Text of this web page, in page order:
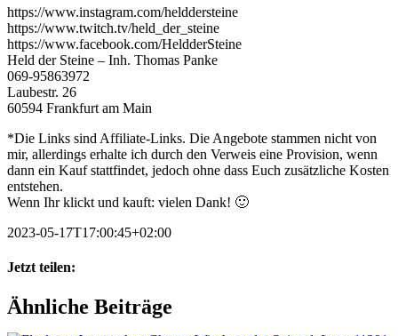
https://www.instagram.com/helddersteine
https://www.twitch.tv/held_der_steine
https://www.facebook.com/HeldderSteine
Held der Steine – Inh. Thomas Panke
069-95863972
Laubestr. 26
60594 Frankfurt am Main
*Die Links sind Affiliate-Links. Die Angebote stammen nicht von
mir, allerdings erhalte ich durch den Verweis eine Provision, wenn
dann ein Kauf stattfindet, jedoch ohne dass Euch zusätzliche Kosten
entstehen.
Wenn Ihr klickt und kauft: vielen Dank! 🙂
2023-05-17T17:00:45+02:00
Jetzt teilen:
Facebook
X
WhatsApp
Pinterest
E-
Mail
Ähnliche Beiträge